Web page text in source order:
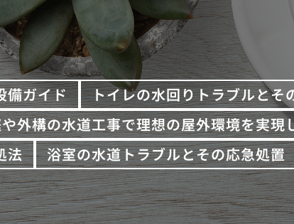
備ガイド
トイレの水回りトラブルとそ
外構の水道工事で理想の屋外環境を実現
法
浴室の水道トラブルとその応急処置